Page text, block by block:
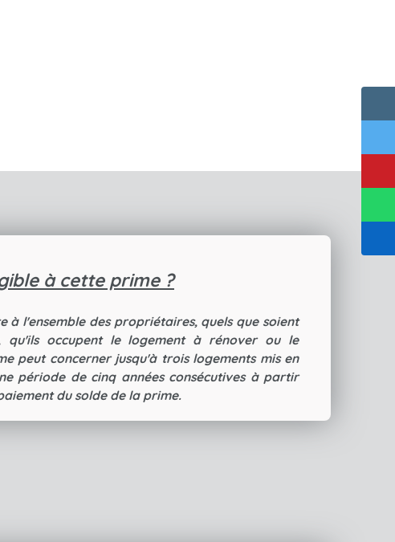
à cette prime ?
à l'ensemble des propriétaires, quels que soient
qu'ils occupent le logement à rénover ou le
peut concerner jusqu'à trois logements mis en
période de cinq années consécutives à partir
du solde de la prime.